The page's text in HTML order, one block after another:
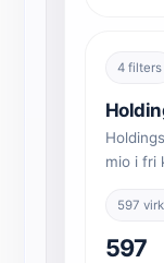
4 filters
mio i fri
597
597